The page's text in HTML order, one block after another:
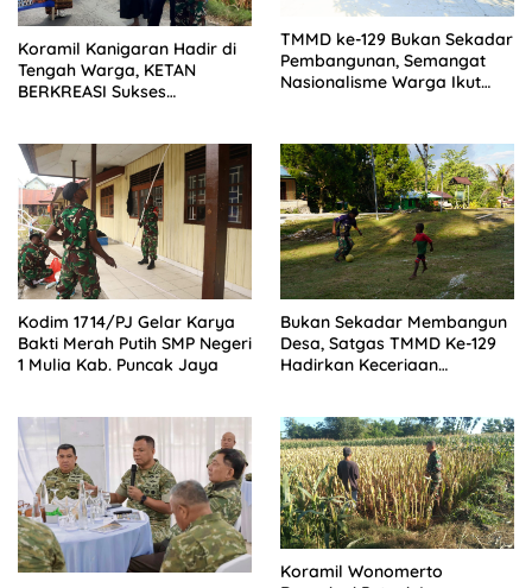
Koramil Kanigaran Hadir di
Tengah Warga, KETAN
BERKREASI Sukses
TMMD ke-129 Bukan Sekadar
Pembangunan, Semangat
Nasionalisme Warga Ikut
Kodim 1714/PJ Gelar Karya
Bakti Merah Putih SMP Negeri
1 Mulia Kab. Puncak Jaya
Bukan Sekadar Membangun
Desa, Satgas TMMD Ke-129
Hadirkan Keceriaan
Koramil Wonomerto